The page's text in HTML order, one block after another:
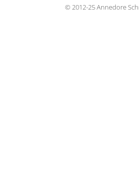
© 2012-25 Annedore